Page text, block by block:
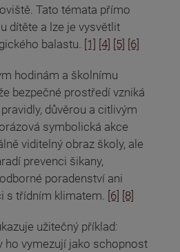
Tato témata přímo
dítěte a lze je vysvětlit
balastu. [1] [4] [5] [6]
hodinám a školnímu
bezpečné prostředí vzniká
důvěrou a citlivým
symbolická akce
viditelný obraz školy, ale
prevenci šikany,
poradenství ani
s třídním klimatem. [6] [8]
užitečný příklad:
ho vymezují jako schopnost